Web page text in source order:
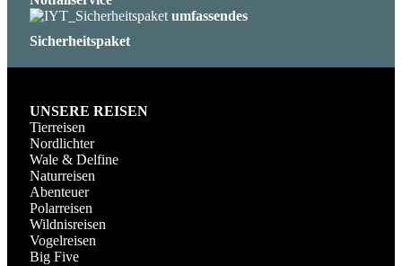
umfassendes
Sicherheitspaket
UNSERE REISEN
Tierreisen
Nordlichter
Wale & Delfine
Naturreisen
Abenteuer
Polarreisen
Wildnisreisen
Vogelreisen
Big Five